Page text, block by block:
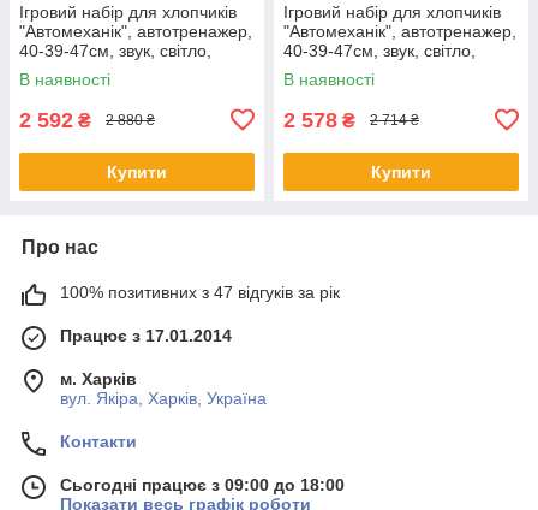
Ігровий набір для хлопчиків
"Автомеханік", автотренажер,
40-39-47см, звук, світло,
пульт, 008-978
В наявності
2 592 ₴ 2 880 ₴
Купити
Ігровий набір для хлопчиків
"Автомеханік", автотренажер,
40-39-47см, звук, світло,
пульт, 008-979
В наявності
2 578 ₴ 2 714 ₴
Купити
Про нас
100% позитивних з 47 відгуків за рік
Працює з 17.01.2014
м. Харків
вул. Якіра, Харків, Україна
Контакти
Сьогодні працює з 09:00 до 18:00
Показати весь графік роботи